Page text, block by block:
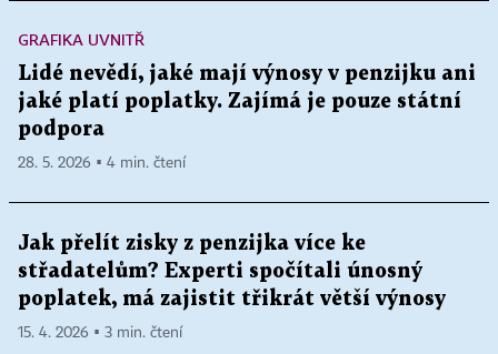
GRAFIKA UVNITŘ
Lidé nevědí, jaké mají výnosy v penzijku ani
jaké platí poplatky. Zajímá je pouze státní
podpora
28. 5. 2026 ▪ 4 min. čtení
Jak přelít zisky z penzijka více ke
střadatelům? Experti spočítali únosný
poplatek, má zajistit třikrát větší výnosy
15. 4. 2026 ▪ 3 min. čtení